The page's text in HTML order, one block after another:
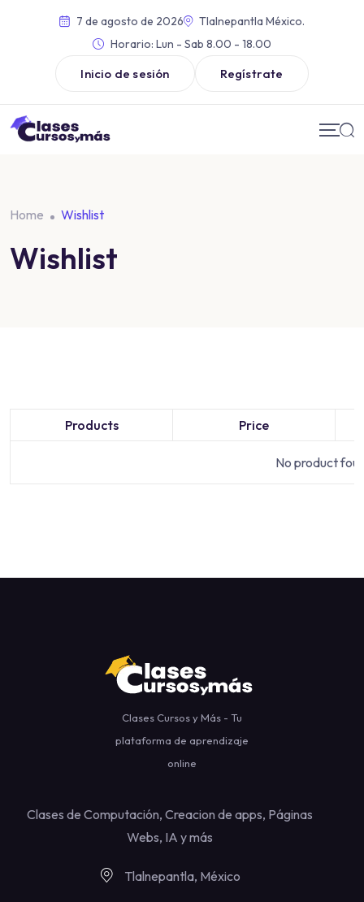
7 de agosto de 2026
Tlalnepantla México.
Horario: Lun - Sab 8.00 - 18.00
Inicio de sesión Regístrate
Home Wishlist
Wishlist
Products Price
No product
Clases Cursos y Más - Tu
plataforma de aprendizaje
online
Clases de Computación, Creacion de apps, Páginas
Webs, IA y más
Tlalnepantla, México